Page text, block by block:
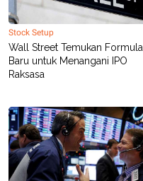
Stock Setup
Wall Street Temukan Formula
Baru untuk Menangani IPO
Raksasa